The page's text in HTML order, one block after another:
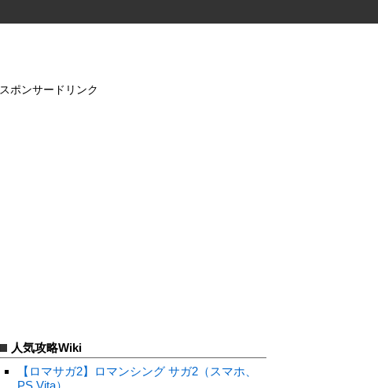
スポンサードリンク
人気攻略Wiki
【ロマサガ2】ロマンシング サガ2（スマホ、
PS Vita）